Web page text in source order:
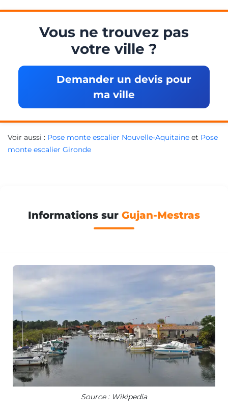
Vous ne trouvez pas
votre ville ?
Demander un devis pour
ma ville
Voir aussi : Pose monte escalier Nouvelle-Aquitaine et Pose
monte escalier Gironde
Informations sur Gujan-Mestras
Source : Wikipedia